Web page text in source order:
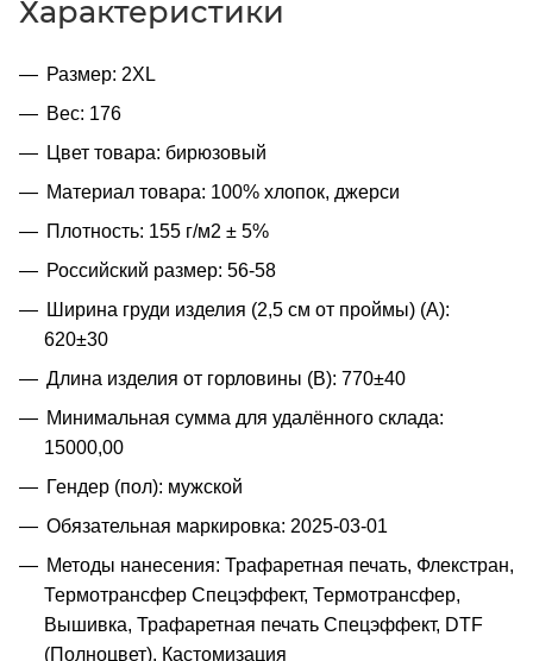
Характеристики
Размер: 2XL
Вес: 176
Цвет товара: бирюзовый
Материал товара: 100% хлопок, джерси
Плотность: 155 г/м2 ± 5%
Российский размер: 56-58
Ширина груди изделия (2,5 см от проймы) (A):
620±30
Длина изделия от горловины (B): 770±40
Минимальная сумма для удалённого склада:
15000,00
Гендер (пол): мужской
Обязательная маркировка: 2025-03-01
Методы нанесения: Трафаретная печать, Флекстран,
Термотрансфер Спецэффект, Термотрансфер,
Вышивка, Трафаретная печать Спецэффект, DTF
(Полноцвет), Кастомизация